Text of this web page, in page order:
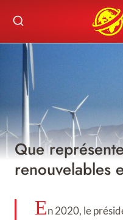
content
Que
renouvelables
En 2020, le